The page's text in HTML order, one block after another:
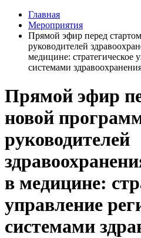
Главная
Мероприятия
Прямой эфир перед
руководителей
медицине: стратегическое
системами
Прямой эфир
новой
руководителей
в медицине:
управление
системами